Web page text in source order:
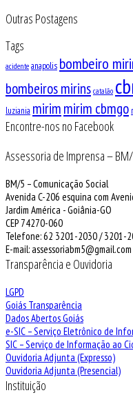
Outras Postagens
Tags
acidente anapolis bombeiro
bombeiros mirins catalão
luziania mirimmirim cbmgo
Encontre-nos no Facebook
Assessoria de Imprensa –
BM/5 – Comunicação Social
Avenida C-206 esquina com
Jardim América - Goiânia-GO
CEP 74270-060
Telefone: 62 3201-2030 / 3201-
E-mail: assessoriabm5@gmail.com
Transparência e Ouvidoria
LGPD
Goiás Transparência
Dados Abertos Goiás
e-SIC – Serviço Eletrônico de
SIC – Serviço de Informação ao
Ouvidoria Adjunta (Expresso)
Ouvidoria Adjunta (Presencial)
Instituição